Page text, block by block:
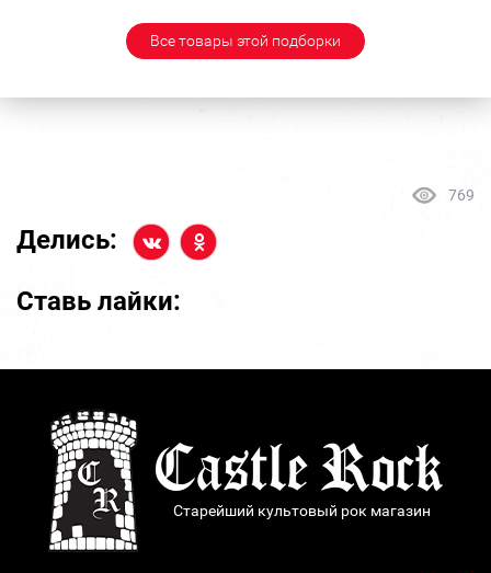
Все товары этой подборки
769
Делись:
Ставь лайки:
Старейший культовый рок магазин